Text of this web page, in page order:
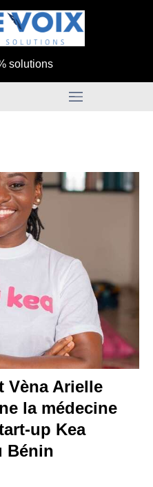
solutions
Vèna Arielle
la médecine
up Kea
Bénin